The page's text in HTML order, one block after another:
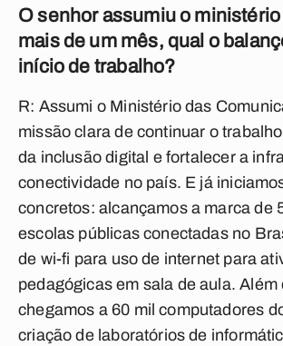
O senhor assumiu o
mais de um mês, qual o
início de trabalho?
R: Assumi o Ministério das
missão clara de continuar o
da inclusão digital e fortalecer a
conectividade no país. E já
concretos: alcançamos a marca de
escolas públicas conectadas no
de wi-fi para uso de internet para
pedagógicas em sala de aula. Além
chegamos a 60 mil computadores
criação de laboratórios de